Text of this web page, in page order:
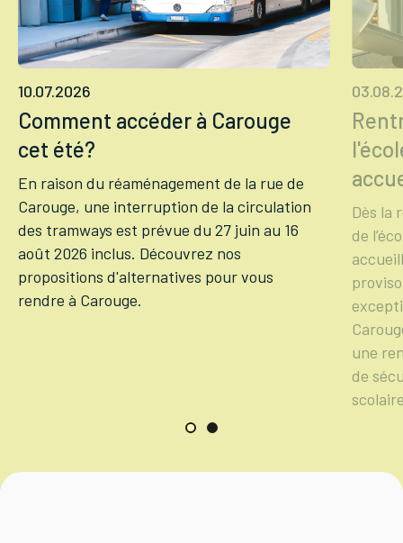
10.07.2026
Comment accéder à Carouge
cet été?
En raison du réaménagement de la rue de
Carouge, une interruption de la circulation
des tramways est prévue du 27 juin au 16
août 2026 inclus. Découvrez nos
propositions d'alternatives pour vous
rendre à Carouge.
Dès la
de
une
de